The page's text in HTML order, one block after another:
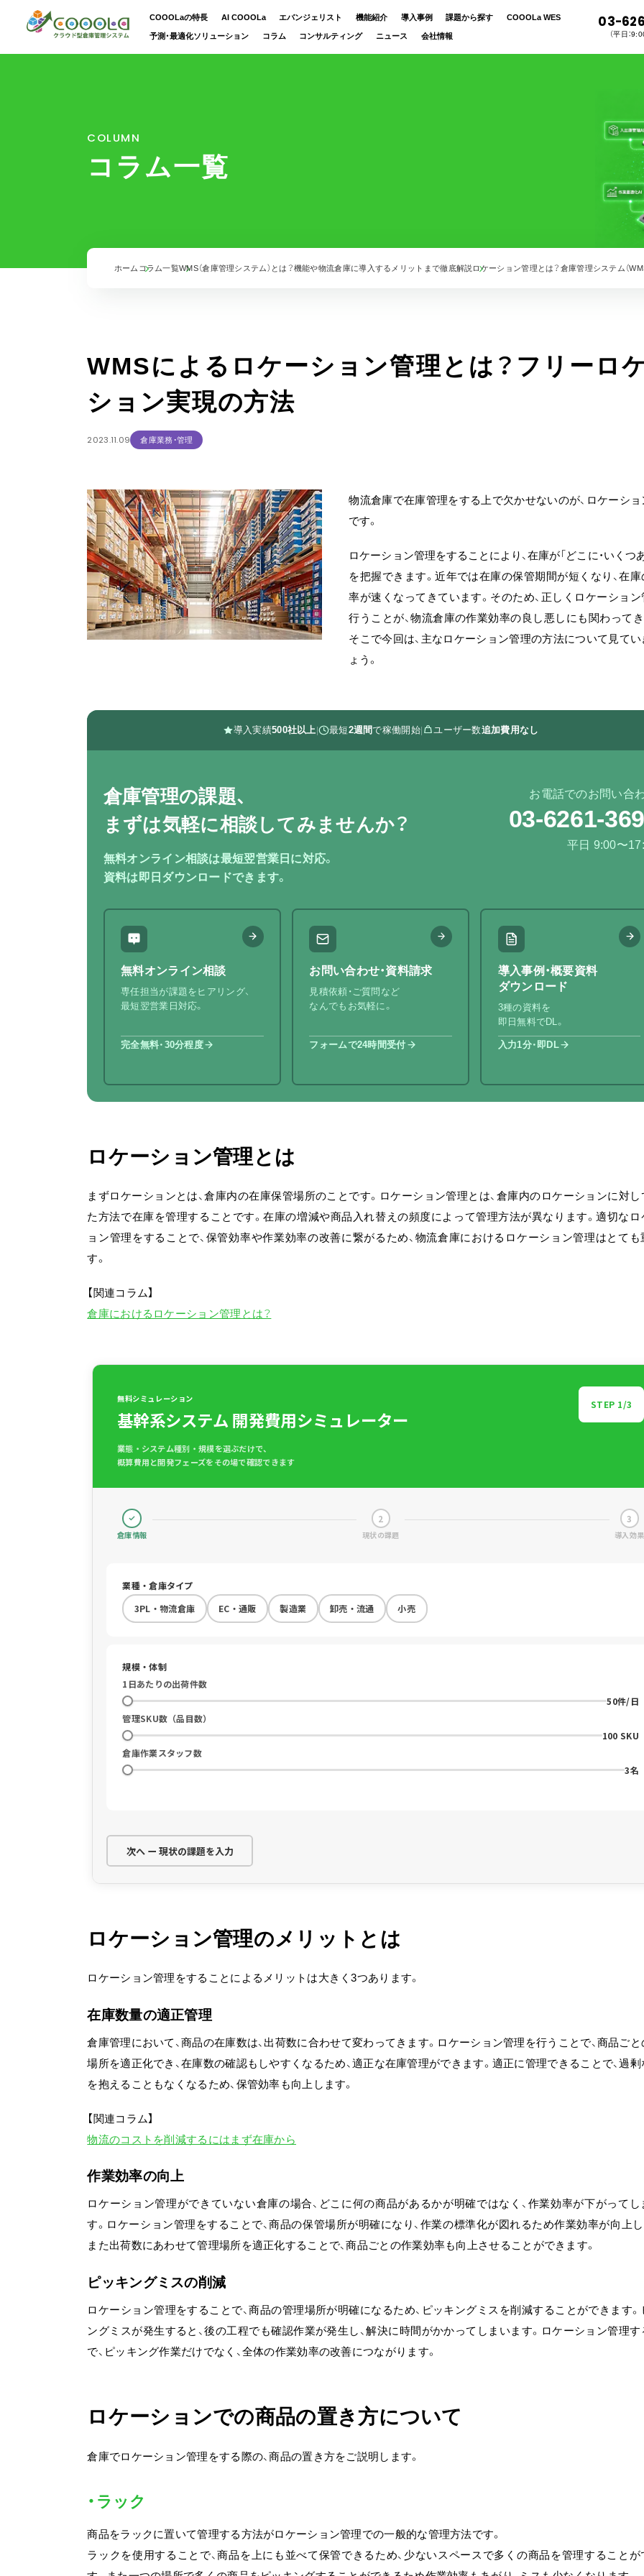
COOOLaの特長 AI COOOLa エバンジェリスト 機能紹介 導入事例 課題から探す COOOLa WES
予測・最適化ソリューション コラム コンサルティング ニュース 会社情報
03-
（平日：
COLUMN
コラム一覧
ホーム コラム一覧WMS（倉庫管理システム）とは？機能や物流倉庫に導入するメリットまで徹底解説 ロケーション管理とは？倉庫管理システム（
WMSによるロケーション管理とは？フリーロ
ション実現の方法
2023.11.09 倉庫業務・管理
物流倉庫で在庫管理をする上で欠かせないのが、ロケーシ
です。
ロケーション管理をすることにより、在庫が「どこに・いくつ
を把握できます。近年では在庫の保管期間が短くなり、在
率が速くなってきています。そのため、正しくロケーショ
行うことが、物流倉庫の作業効率の良し悪しにも関わって
そこで今回は、主なロケーション管理の方法について見て
ょう。
導入実績500社以上 | 最短2週間で稼働開始| ユーザー数追加費用なし
倉庫管理の課題、
まずは気軽に相談してみませんか？
無料オンライン相談は最短翌営業日に対応。
資料は即日ダウンロードできます。
お電話でのお問い合
03-6261-
平日 9:00〜
無料オンライン相談
専任担当が課題をヒアリング、
最短翌営業日対応。
完全無料・30分程度
お問い合わせ・資料請求
見積依頼・ご質問など
なんでもお気軽に。
フォームで24時間受付
導入事例・概要資料
ダウンロード
3種の資料を
即日無料でDL。
入力1分・即DL
ロケーション管理とは
まずロケーションとは、倉庫内の在庫保管場所のことです。ロケーション管理とは、倉庫内のロケーションに対
た方法で在庫を管理することです。在庫の増減や商品入れ替えの頻度によって管理方法が異なります。適切なロ
ョン管理をすることで、保管効率や作業効率の改善に繋がるため、物流倉庫におけるロケーション管理はとても
す。
【関連コラム】
倉庫におけるロケーション管理とは？
無料シミュレーション
基幹系システム 開発費用シミュレーター
業態・システム種別・規模を選ぶだけで、
概算費用と開発フェーズをその場で確認できます
STEP 1/3
倉庫情報
2
現状の課題
3
導入効果
業種・倉庫タイプ
3PL・物流倉庫
EC・通販 製造業 卸売・流通 小売
規模・体制
1日あたりの出荷件数
50件/日
管理SKU数（品目数）
100 SKU
倉庫作業スタッフ数
3名
次へ ー 現状の課題を入力
ロケーション管理のメリットとは
ロケーション管理をすることによるメリットは大きく3つあります。
在庫数量の適正管理
倉庫管理において、商品の在庫数は、出荷数に合わせて変わってきます。ロケーション管理を行うことで、商品ご
場所を適正化でき、在庫数の確認もしやすくなるため、適正な在庫管理ができます。適正に管理できることで、過
を抱えることもなくなるため、保管効率も向上します。
【関連コラム】
物流のコストを削減するにはまず在庫から
作業効率の向上
ロケーション管理ができていない倉庫の場合、どこに何の商品があるかが明確ではなく、作業効率が下がってし
す。ロケーション管理をすることで、商品の保管場所が明確になり、作業の標準化が図れるため作業効率が向上
また出荷数にあわせて管理場所を適正化することで、商品ごとの作業効率も向上させることができます。
ピッキングミスの削減
ロケーション管理をすることで、商品の管理場所が明確になるため、ピッキングミスを削減することができます
ングミスが発生すると、後の工程でも確認作業が発生し、解決に時間がかかってしまいます。ロケーション管理
で、ピッキング作業だけでなく、全体の作業効率の改善につながります。
ロケーションでの商品の置き方について
倉庫でロケーション管理をする際の、商品の置き方をご説明します。
・ラック
商品をラックに置いて管理する方法がロケーション管理での一般的な管理方法です。
ラックを使用することで、商品を上にも並べて保管できるため、少ないスペースで多くの商品を管理することが